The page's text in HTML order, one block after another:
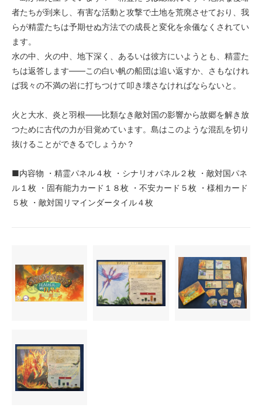
者たちが到来し、有害な活動と攻撃で土地を荒廃させており、我
らが精霊たちは予期せぬ方法での成長と変化を余儀なくされてい
ます。
水の中、火の中、地下深く、あるいは彼方にいようとも、精霊た
ちは返答します――この白い帆の船団は追い返すか、さもなけれ
ば我々の不満の岩に打ちつけて叩き壊さなければならないと。
火と大水、炎と羽根――比類なき敵対国の影響から故郷を解き放
つために古代の力が目覚めています。島はこのような混乱を切り
抜けることができるでしょうか？
■内容物 ・精霊パネル４枚 ・シナリオパネル２枚 ・敵対国パネ
ル１枚 ・固有能力カード１８枚 ・不安カード５枚 ・様相カード
５枚 ・敵対国リマインダータイル４枚